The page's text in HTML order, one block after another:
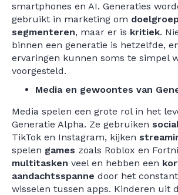
smartphones en AI. Generaties
gebruikt in marketing om
segmenteren, maar er is kritiek.
binnen een generatie is hetzelfde,
ervaringen kunnen soms te simpel
voorgesteld.
Media en gewoontes van
Media spelen een grote rol in het
Generatie Alpha. Ze gebruiken
TikTok en Instagram, kijken
spelen games zoals Roblox en
multitasken veel en hebben een
aandachtsspanne door het
wisselen tussen apps. Kinderen uit